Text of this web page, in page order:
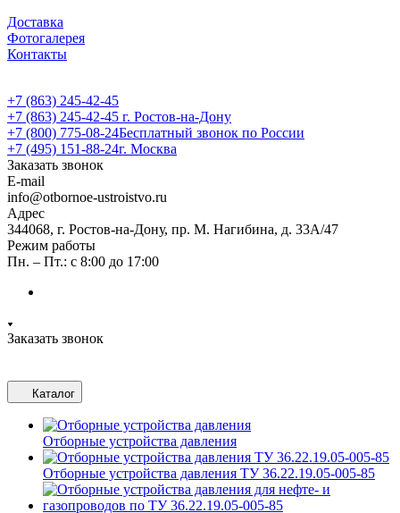
Доставка
Фотогалерея
Контакты
+7 (863) 245-42-45
+7 (863) 245-42-45 г. Ростов-на-Дону
+7 (800) 775-08-24Бесплатный звонок по России
+7 (495) 151-88-24г. Москва
Заказать звонок
E-mail
info@otbornoe-ustroistvo.ru
Адрес
344068, г. Ростов-на-Дону, пр. М. Нагибина, д. 33А/47
Режим работы
Пн. – Пт.: с 8:00 до 17:00
Заказать звонок
Каталог
Отборные устройства давления
Отборные устройства давления ТУ 36.22.19.05-005-85